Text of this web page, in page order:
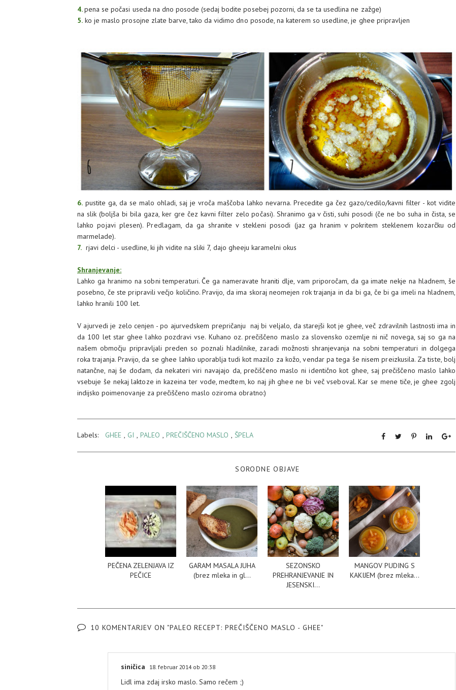
4. pena se počasi useda na dno posode (sedaj bodite posebej pozorni, da se ta usedlina ne zažge)
5. ko je maslo prosojne zlate barve, tako da vidimo dno posode, na katerem so usedline, je ghee pripravljen
6. pustite ga, da se malo ohladi, saj je vroča maščoba lahko nevarna. Precedite ga čez gazo/cedilo/kavni filter - kot vidite
na slik (boljša bi bila gaza, ker gre čez kavni filter zelo počasi). Shranimo ga v čisti, suhi posodi (če ne bo suha in čista, se
lahko pojavi plesen). Predlagam, da ga shranite v stekleni posodi (jaz ga hranim v pokritem steklenem kozarčku od
marmelade).
7. rjavi delci - usedline, ki jih vidite na sliki 7, dajo gheeju karamelni okus
Shranjevanje:
Lahko ga hranimo na sobni temperaturi. Če ga nameravate hraniti dlje, vam priporočam, da ga imate nekje na hladnem, še
posebno, če ste pripravili večjo količino. Pravijo, da ima skoraj neomejen rok trajanja in da bi ga, če bi ga imeli na hladnem,
lahko hranili 100 let.
V ajurvedi je zelo cenjen - po ajurvedskem prepričanju naj bi veljalo, da starejši kot je ghee, več zdravilnih lastnosti ima in
da 100 let star ghee lahko pozdravi vse. Kuhano oz. prečiščeno maslo za slovensko ozemlje ni nič novega, saj so ga na
našem območju pripravljali preden so poznali hladilnike, zaradi možnosti shranjevanja na sobni temperaturi in dolgega
roka trajanja. Pravijo, da se ghee lahko uporablja tudi kot mazilo za kožo, vendar pa tega še nisem preizkusila. Za tiste, bolj
natančne, naj še dodam, da nekateri viri navajajo da, prečiščeno maslo ni identično kot ghee, saj prečiščeno maslo lahko
vsebuje še nekaj laktoze in kazeina ter vode, medtem, ko naj jih ghee ne bi več vseboval. Kar se mene tiče, je ghee zgolj
indijsko poimenovanje za prečiščeno maslo oziroma obratno:)
Labels: GHEE , GI , PALEO , PREČIŠČENO MASLO , ŠPELA
SORODNE OBJAVE
PEČENA ZELENJAVA IZ
PEČICE
GARAM MASALA JUHA
(brez mleka in gl...
SEZONSKO
PREHRANJEVANJE IN
JESENSKI...
MANGOV PUDING S
KAKIJEM (brez mleka...
10 KOMENTARJEV ON "PALEO RECEPT: PREČIŠČENO MASLO - GHEE"
siničica 18. februar 2014 ob 20:38
Lidl ima zdaj irsko maslo. Samo rečem ;)